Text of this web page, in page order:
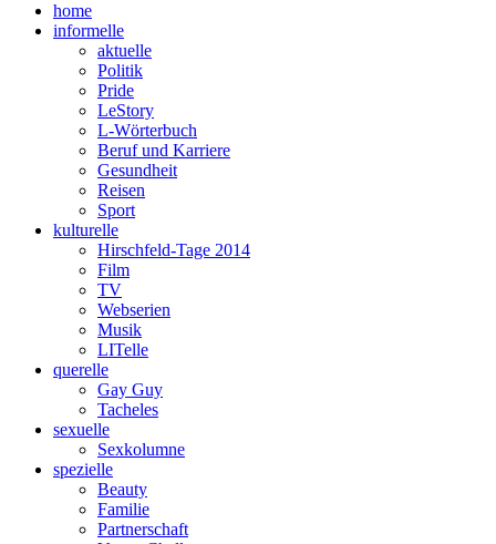
home
informelle
aktuelle
Politik
Pride
LeStory
L-Wörterbuch
Beruf und Karriere
Gesundheit
Reisen
Sport
kulturelle
Hirschfeld-Tage 2014
Film
TV
Webserien
Musik
LITelle
querelle
Gay Guy
Tacheles
sexuelle
Sexkolumne
spezielle
Beauty
Familie
Partnerschaft